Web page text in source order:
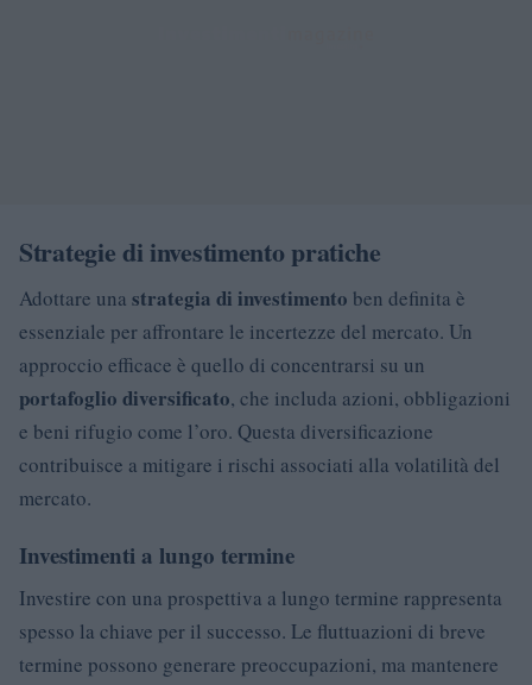
Strategie di investimento pratiche
Adottare una strategia di investimento ben definita è
essenziale per affrontare le incertezze del mercato. Un
approccio efficace è quello di concentrarsi su un
portafoglio diversificato, che includa azioni, obbligazioni
e beni rifugio come l’oro. Questa diversificazione
contribuisce a mitigare i rischi associati alla volatilità del
mercato.
Investimenti a lungo termine
Investire con una prospettiva a lungo termine rappresenta
spesso la chiave per il successo. Le fluttuazioni di breve
termine possono generare preoccupazioni, ma mantenere